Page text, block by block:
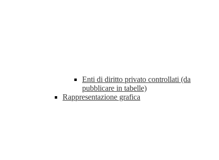
Enti di diritto privato controllati (da
pubblicare in tabelle)
Rappresentazione grafica